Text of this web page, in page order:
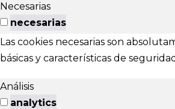
Necesarias
necesarias
Las cookies necesarias son
básicas y características de
Análisis
analytics